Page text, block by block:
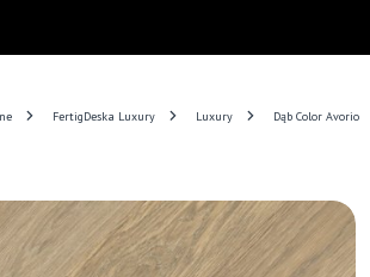
FertigDeska Luxury Luxury Dąb Color Avorio